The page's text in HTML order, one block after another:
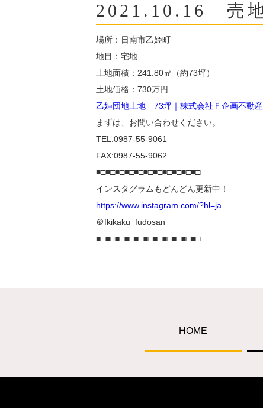
2021.10.16 売
場所：日南市乙姫町
地目：宅地
土地面積：241.80㎡（約73坪）
土地価格：730万円
乙姫団地土地 73坪｜株式会社Ｆ企画不動
まずは、お問い合わせください。
TEL:0987-55-9061
FAX:0987-55-9062
■□■□■□■□■□■□■□■□■□■□■□
インスタグラムもどんどん更新中！
https://www.instagram.com/?hl=ja
＠fkikaku_fudosan
■□■□■□■□■□■□■□■□■□■□■□
HOME